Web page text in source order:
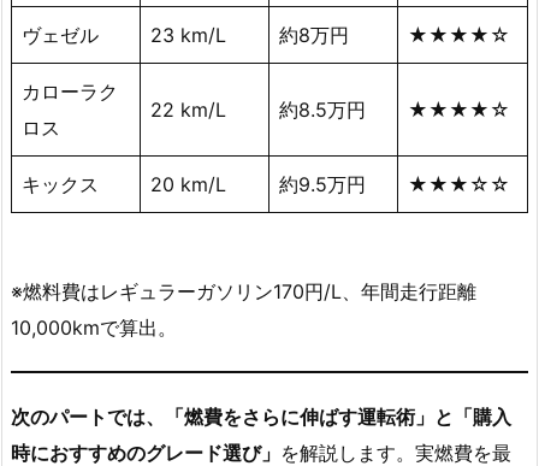
ヴェゼル 23 km/L 約8万円 ★★★★☆
カローラク
ロス
22 km/L 約8.5万円 ★★★★☆
キックス 20 km/L 約9.5万円 ★★★☆☆
※燃料費はレギュラーガソリン170円/L、年間走行距離
10,000kmで算出。
次のパートでは、「燃費をさらに伸ばす運転術」と「購入
時におすすめのグレード選び」 を解説します。実燃費を最